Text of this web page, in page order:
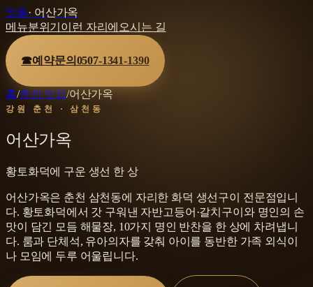
맛플· 어산가옥
메뉴분위기 이런 자리에 오시는 길
☎예약문의 0507-1341-1390
홈/춘천 맛집/어산가옥
강원 춘천 · 삼천동
어산가옥
황토화덕에 구운 생선 한 상
어산가옥은 춘천 삼천동에 자리한 화덕 생선구이 전문점입니
다. 황토화덕에서 갓 구워낸 자반고등어·갈치구이와 명인의 손
맛이 담긴 모듬 해물장, 10가지 명인 반찬을 한 상에 차려냅니
다. 룸과 단체석, 유아의자를 갖춰 아이를 동반한 가족 외식이
나 모임에 두루 어울립니다.